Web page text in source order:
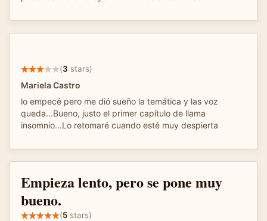
(3 stars)
Mariela Castro
lo empecé pero me dió sueño la temática y las voz
queda...Bueno, justo el primer capítulo de llama
insomnio...Lo retomaré cuando esté muy despierta
Empieza lento, pero se pone muy
bueno.
(5 stars)